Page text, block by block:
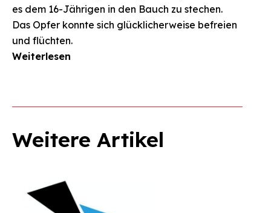
es dem 16-Jährigen in den Bauch zu stechen.
Das Opfer konnte sich glücklicherweise befreien
und flüchten.
Weiterlesen
Weitere Artikel